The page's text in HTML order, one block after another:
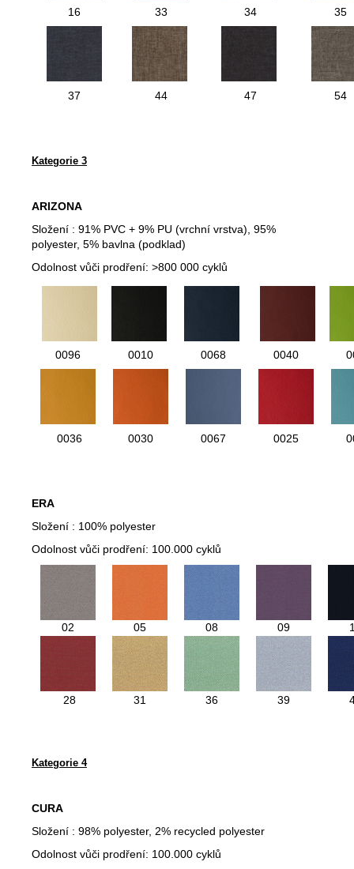
16 33 34 35
37 44 47 54
Kategorie 3
ARIZONA
Složení : 91% PVC + 9% PU (vrchní vrstva), 95%
polyester, 5% bavlna (podklad)
Odolnost vůči prodření: >800 000 cyklů
0096 0010 0068 0040
0036 0030 0067 0025
ERA
Složení : 100% polyester
Odolnost vůči prodření: 100.000 cyklů
02 05 08 09
28 31 36 39
Kategorie 4
CURA
Složení : 98% polyester, 2% recycled polyester
Odolnost vůči prodření: 100.000 cyklů